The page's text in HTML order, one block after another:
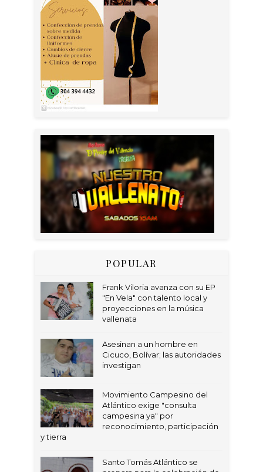
POPULAR
Frank Viloria avanza con su EP
"En Vela" con talento local y
proyecciones en la música
vallenata
Asesinan a un hombre en
Cicuco, Bolívar; las autoridades
investigan
Movimiento Campesino del
Atlántico exige "consulta
campesina ya" por
reconocimiento, participación
y tierra
Santo Tomás Atlántico se